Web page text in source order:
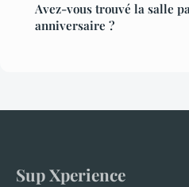
Avez-vous trouvé la salle
anniversaire ?
Sup Xperience